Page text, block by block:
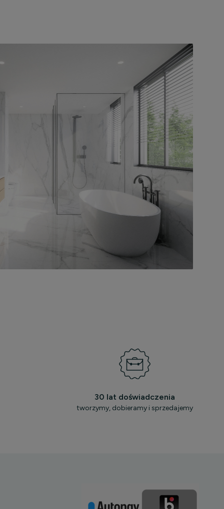
30 lat doświadczenia
tworzymy, dobieramy i sprzedajemy